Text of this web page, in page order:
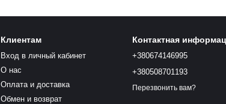
Клиентам
Вход в личный кабинет
О нас
Оплата и доставка
Обмен и возврат
Контактная
+380674146995
+380508701193
Перезвонить вам?